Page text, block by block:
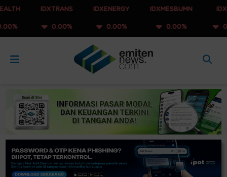
IDXTRANS
0.00%
IDXENERGY
0.00%
IDXMESBUMN
0.00%
IDXQ30
0.00%